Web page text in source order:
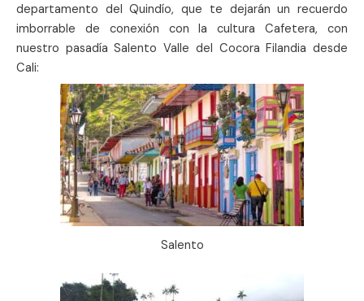
departamento del Quindío, que te dejarán un recuerdo
imborrable de conexión con la cultura Cafetera, con
nuestro pasadía Salento Valle del Cocora Filandia desde
Cali:
Salento